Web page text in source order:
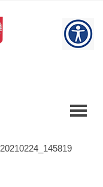
20210224_145819